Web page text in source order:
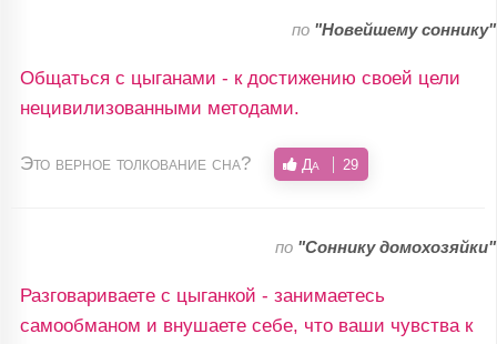
по "Новейшему соннику"
Общаться с цыганами - к достижению своей цели
нецивилизованными методами.
Это верное толкование сна? Да 29
по "Соннику домохозяйки"
Разговариваете с цыганкой - занимаетесь
самообманом и внушаете себе, что ваши чувства к